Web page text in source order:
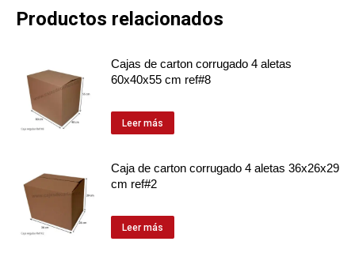
Productos relacionados
Cajas de carton corrugado 4 aletas
60x40x55 cm ref#8
Leer más
Caja de carton corrugado 4 aletas 36x26x29
cm ref#2
Leer más